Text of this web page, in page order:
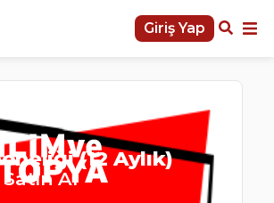
Giriş Yap
(12 Aylık)
Satın Al